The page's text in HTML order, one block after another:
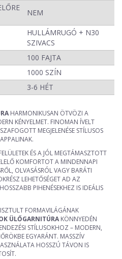
NEM
HULLÁMRUGÓ + N30
SZIVACS
100 FAJTA
1000 SZÍN
3-6 HÉT
HARMONIKUSAN ÖTVÖZI A
KÉNYELMET. FINOMAN ÍVELT
MEGJELENÉSE STÍLUSOS
ÉS A JÓL MEGTÁMASZTOTT
KOMFORTOT A MINDENNAPI
OLVASÁSRÓL VAGY BARÁTI
LEHETŐSÉGET AD AZ
PIHENÉSEKHEZ IS IDEÁLIS
FORMAVILÁGÁNAK
ÜLŐGARNITÚRA KÖNNYEDÉN
STÍLUSOKHOZ – MODERN,
EGYARÁNT. MASSZÍV
HOSSZÚ TÁVON IS